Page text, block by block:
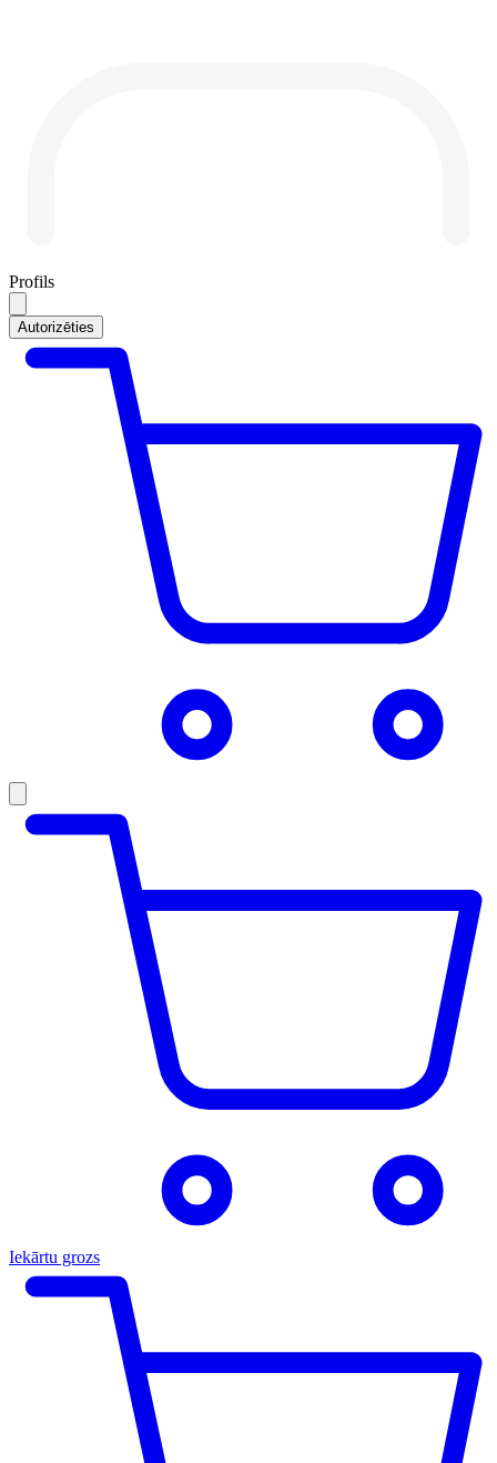
Profils
Autorizēties
Iekārtu grozs